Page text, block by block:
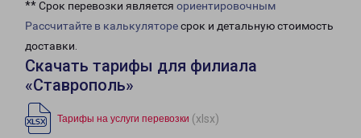
** Срок перевозки является ориентировочным
Рассчитайте в калькуляторесрок и детальную стоимость
доставки.
Скачать тарифы для филиала
«Ставрополь»
Тарифы на услуги перевозки (xlsx)